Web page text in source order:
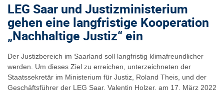
LEG Saar und Justizministerium
gehen eine langfristige Kooperation
„Nachhaltige Justiz“ ein
Der Justizbereich im Saarland soll langfristig klimafreundlicher
werden. Um dieses Ziel zu erreichen, unterzeichneten der
Staatssekretär im Ministerium für Justiz, Roland Theis, und der
Geschäftsführer der LEG Saar, Valentin Holzer, am 17. März 2022